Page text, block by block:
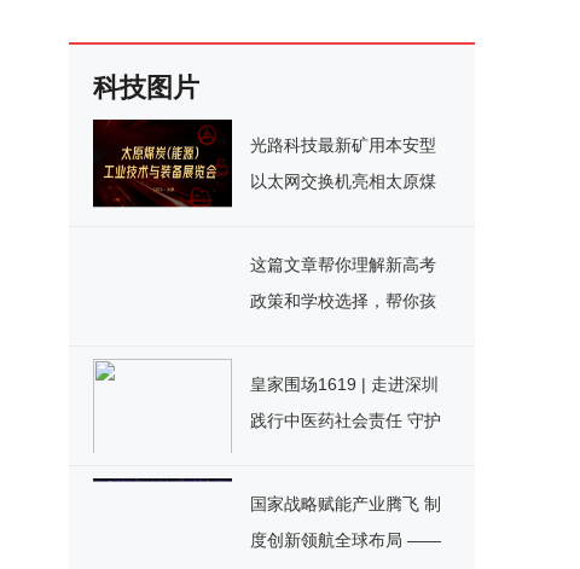
科技图片
光路科技最新矿用本安型
以太网交换机亮相太原煤
这篇文章帮你理解新高考
政策和学校选择，帮你孩
学校！
皇家围场1619 | 走进深圳
践行中医药社会责任 守护
国家战略赋能产业腾飞 制
度创新领航全球布局 ——